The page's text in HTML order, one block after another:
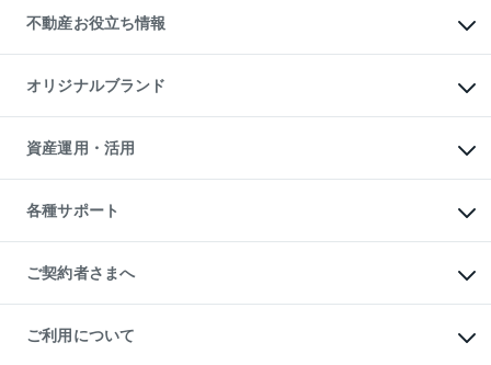
貸すガイド
事業用不動産
マンション投資
投資用マンション
アパート経営
収益物件
ビル購入（ビル一棟）
投資用不動産の売却査定
事業用不動産の売却査定
不動産お役立ち情報
マンションライブラリー
人気マンションランキング
暮らしに役立つ不動産メディア
不動産相場・不動産価格情報
不動産コラム・ニュース
不動産用語集
不動産なんでもネット相談室
住まいの税金
オリジナルブランド
一棟リノベーションマンション
L`GENTE（ルジェンテ）
区分リノベーションマンション
投資用一棟レジデンスWELL
不動産小口投資
LEGACIA（レガシア）
資産運用・活用
不動産M&A
アセットマネジメント・出資
各種サポート
相続サポート
リフォームサポート
ご契約者さまへ
ご紹介・再契約特典
入居者様専用-各種ご案内（賃貸）
ご利用について